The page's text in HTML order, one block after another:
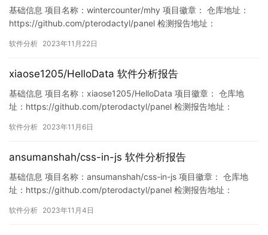
基础信息 项目名称：wintercounter/mhy 项目徽章： 仓库地址：
https://github.com/pterodactyl/panel 检测报告地址：
97280/1727113650617409536 此报告由Murphysec提供 …
软件分析 2023年11月22日
xiaose1205/HelloData 软件分析报告
基础信息 项目名称：xiaose1205/HelloData 项目徽章： 仓库地
址：https://github.com/pterodactyl/panel 检测报告地址：
9040/1721557031932485632 此报告由Murphysec…
软件分析 2023年11月6日
ansumanshah/css-in-js 软件分析报告
基础信息 项目名称：ansumanshah/css-in-js 项目徽章： 仓库地
址：https://github.com/pterodactyl/panel 检测报告地址：
44608/1720581462990176256 此报告由Murphyse…
软件分析 2023年11月4日